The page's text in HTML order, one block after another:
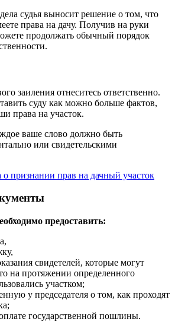
судья выносит решение о том, что
права на дачу. Получив на руки
продолжать обычный порядок
заиления отнеситесь ответственно.
суду как можно больше фактов,
права на участок.
ваше слово должно быть
или свидетельскими
о признании прав на дачный участок
предоставить:
свидетелей, которые могут
на протяжении определенного
участком;
у председателя о том, как проходят
государственной пошлины.